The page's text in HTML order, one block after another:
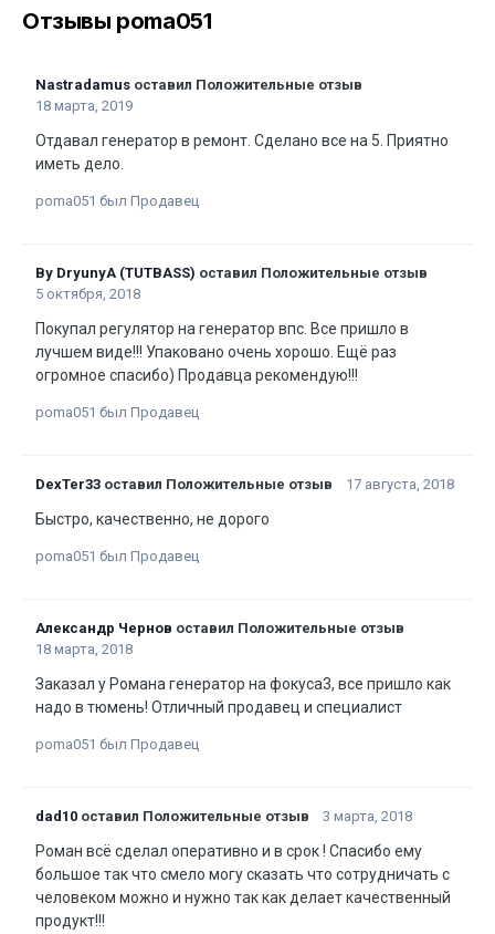
Отзывы poma051
Nastradamus оставил Положительные отзыв
18 марта, 2019
Отдавал генератор в ремонт. Сделано все на 5. Приятно
иметь дело.
poma051 был Продавец
By DryunyA (TUTBASS) оставил Положительные отзыв
5 октября, 2018
Покупал регулятор на генератор впс. Все пришло в
лучшем виде!!! Упаковано очень хорошо. Ещё раз
огромное спасибо) Продавца рекомендую!!!
poma051 был Продавец
DexTer33 оставил Положительные отзыв 17 августа, 2018
Быстро, качественно, не дорого
poma051 был Продавец
Александр Чернов оставил Положительные отзыв
18 марта, 2018
Заказал у Романа генератор на фокуса3, все пришло как
надо в тюмень! Отличный продавец и специалист
poma051 был Продавец
dad10 оставил Положительные отзыв 3 марта, 2018
Роман всё сделал оперативно и в срок ! Спасибо ему
большое так что смело могу сказать что сотрудничать с
человеком можно и нужно так как делает качественный
продукт!!!